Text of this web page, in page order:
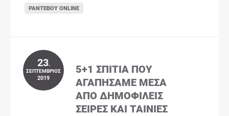
ΡΑΝΤΕΒΟΎ ONLINE
23.
ΣΕΠΤΈΜΒΡΙΟΣ
2019
5+1 ΣΠΊΤΙΑ ΠΟΥ
ΑΓΑΠΉΣΑΜΕ ΜΈΣΑ
ΑΠΌ ΔΗΜΟΦΙΛΕΊΣ
ΣΕΙΡΈΣ ΚΑΙ ΤΑΙΝΊΕΣ